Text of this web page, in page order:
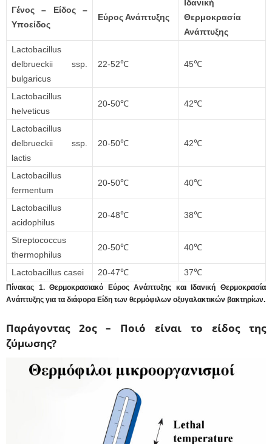
Γένος – Είδος –
Υποείδος
Εύρος Ανάπτυξης
Ιδανική
Θερμοκρασία
Ανάπτυξης
Lactobacillus
delbrueckii ssp.
bulgaricus
22-52℃ 45℃
Lactobacillus
helveticus
20-50℃ 42℃
Lactobacillus
delbrueckii ssp.
lactis
20-50℃ 42℃
Lactobacillus
fermentum
20-50℃ 40℃
Lactobacillus
acidophilus
20-48℃ 38℃
Streptococcus
thermophilus
20-50℃ 40℃
Lactobacillus casei 20-47℃ 37℃
Πίνακας 1. Θερμοκρασιακό Εύρος Ανάπτυξης και Ιδανική Θερμοκρασία
Ανάπτυξης για τα διάφορα Είδη των θερμόφιλων οξυγαλακτικών βακτηρίων.
Παράγοντας 2ος – Ποιό είναι το είδος της
ζύμωσης?